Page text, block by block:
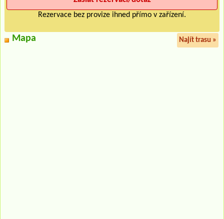
Rezervace bez provize ihned přímo v zařízení.
Mapa Najít trasu »